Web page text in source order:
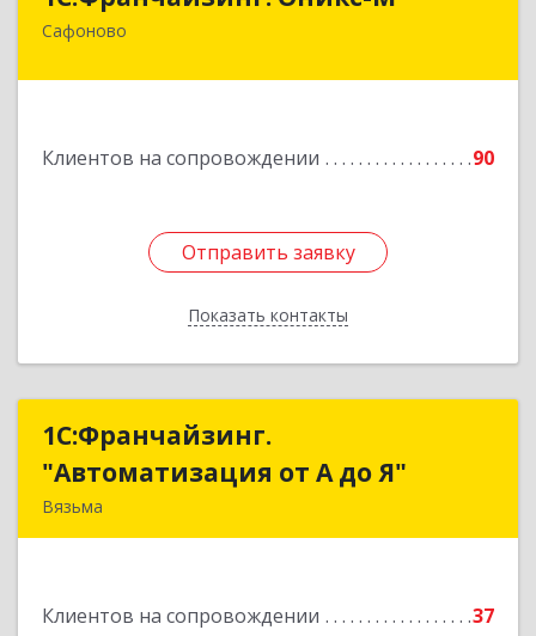
Сафоново
Клиентов на сопровождении 90
Отправить заявку
Показать контакты
215500, Смоленская обл, Сафоновский р-н,
Отправить заявку
Назад
1С:Франчайзинг.
"Автоматизация от А до Я"
Вязьма
Клиентов на сопровождении
37
1С:Франчайзинг.
"Автоматизация от А до Я"
Подробнее